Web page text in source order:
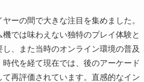
ーの間で大きな注目を集めました。
では味わえない独特のプレイ体験と
、また当時のオンライン環境の普及
代を経て現在では、後のアーケード
再評価されています。直感的なイン